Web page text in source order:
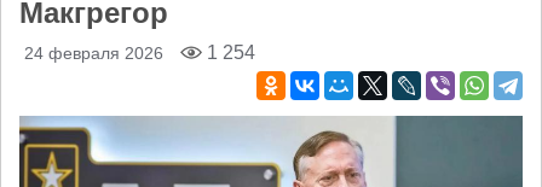
Макгрегор
24 февраля 2026 1 254